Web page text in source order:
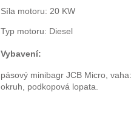
Síla motoru: 20 KW
Typ motoru: Diesel
Vybavení:
pásový minibagr JCB Micro,
okruh, podkopová lopata.